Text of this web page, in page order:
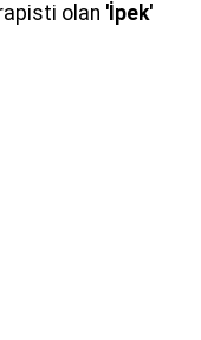
olan 'İpek'